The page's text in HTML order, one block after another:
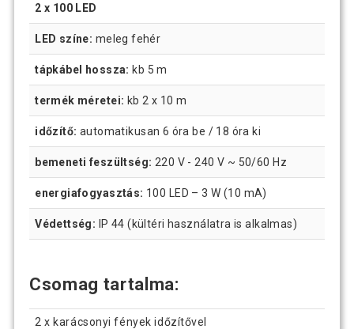
2 x 100 LED
LED színe: meleg fehér
tápkábel hossza: kb 5 m
termék méretei: kb 2 x 10 m
időzítő: automatikusan 6 óra be / 18 óra ki
bemeneti feszültség: 220 V - 240 V ~ 50/60 Hz
energiafogyasztás: 100 LED – 3 W (10 mA)
Védettség: IP 44 (kültéri használatra is alkalmas)
Csomag tartalma:
2 x karácsonyi fények időzítővel